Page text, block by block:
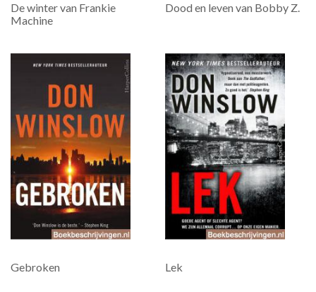
De winter van Frankie
Machine
Dood en leven van Bobby Z.
Gebroken Lek